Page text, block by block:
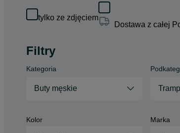
tylko ze zdjęciem
Dostawa z całej
Filtry
Kategoria
Buty męskie
Kolor Marka